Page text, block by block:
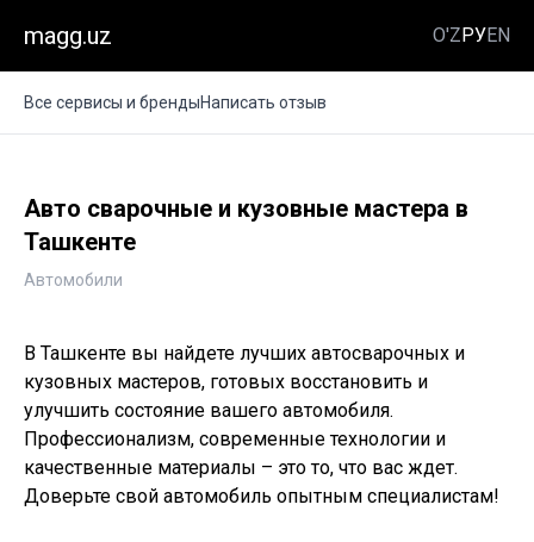
magg.uz O'ZРУEN
Все сервисы и брендыНаписать отзыв
Авто сварочные и кузовные мастера в
Ташкенте
Автомобили
В Ташкенте вы найдете лучших автосварочных и
кузовных мастеров, готовых восстановить и
улучшить состояние вашего автомобиля.
Профессионализм, современные технологии и
качественные материалы – это то, что вас ждет.
Доверьте свой автомобиль опытным специалистам!